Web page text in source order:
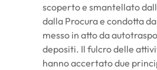
scoperto e smantellato
dalla Procura e condotta
messo in atto da
depositi. Il fulcro delle
hanno accertato due